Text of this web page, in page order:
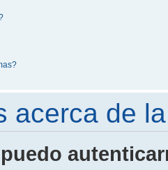
acerca de